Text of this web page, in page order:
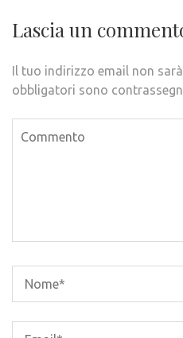
Lascia un
Il tuo indirizzo email non
obbligatori sono